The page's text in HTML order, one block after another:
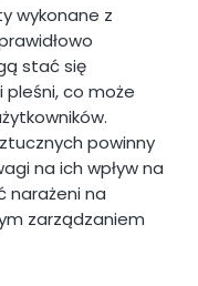
wykonane z
stać się
pleśni, co może
powinny
na ich wpływ na
narażeni na
zarządzaniem